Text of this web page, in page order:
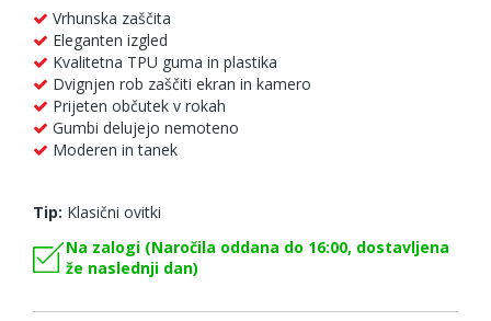
Vrhunska zaščita
Eleganten izgled
Kvalitetna TPU guma in plastika
Dvignjen rob zaščiti ekran in kamero
Prijeten občutek v rokah
Gumbi delujejo nemoteno
Moderen in tanek
Tip: Klasični ovitki
Na zalogi (Naročila oddana do 16:00, dostavljena
že naslednji dan)